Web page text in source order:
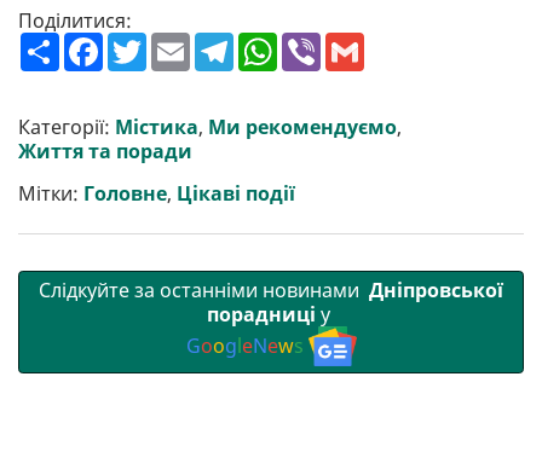
Поділитися:
П
о
р
и
т
F
a
b
o
o
T
w
t
e
r
E
m
l
T
e
g
r
m
W
h
s
A
p
V
r l
Категорії: Містика, Ми рекомендуємо,
Життя та поради
Мітки: Головне, Цікаві події
Слідкуйте за останніми новинами Дніпровської
порадниці у
GoogleNews